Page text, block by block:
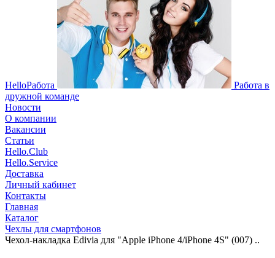
HelloРабота
Работа в
дружной команде
Новости
О компании
Вакансии
Статьи
Hello.Club
Hello.Service
Доставка
Личный кабинет
Контакты
Главная
Каталог
Чехлы для смартфонов
Чехол-накладка Edivia для "Apple iPhone 4/iPhone 4S" (007) ..